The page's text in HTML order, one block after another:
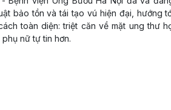
bảo tồn và tái tạo vú hiện đại, hướng
toàn diện: triệt căn về mặt ung thư
nữ tự tin hơn.